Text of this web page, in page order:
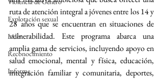
Explotación sexual
Líder
Reconocimiento
Informe
ruta de atención integral a jóvenes entre los 14 y
28 años que se encuentran en situaciones de
vulnerabilidad. Este programa abarca una
amplia gama de servicios, incluyendo apoyo en
salud emocional, mental y física, educación,
integración familiar y comunitaria, deportes,